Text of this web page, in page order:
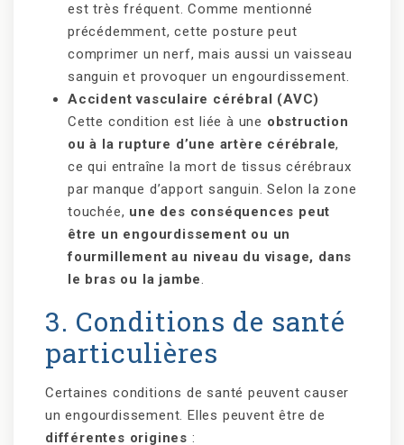
est très fréquent. Comme mentionné
précédemment, cette posture peut
comprimer un nerf, mais aussi un vaisseau
sanguin et provoquer un engourdissement.
Accident vasculaire cérébral (AVC)
Cette condition est liée à une obstruction
ou à la rupture d’une artère cérébrale,
ce qui entraîne la mort de tissus cérébraux
par manque d’apport sanguin. Selon la zone
touchée, une des conséquences peut
être un engourdissement ou un
fourmillement au niveau du visage, dans
le bras ou la jambe.
3. Conditions de santé
particulières
Certaines conditions de santé peuvent causer
un engourdissement. Elles peuvent être de
différentes origines :